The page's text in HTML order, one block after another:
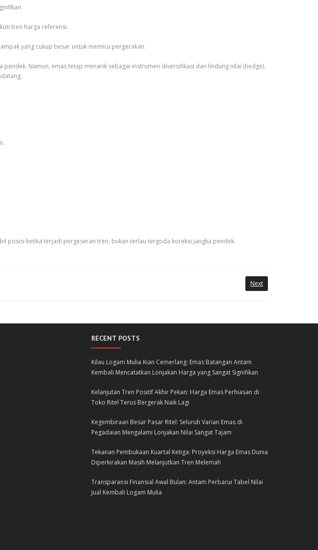
tren harga referensi.
yang cukup besar untuk memicu pergerakan.
Namun, emas tetap menarik sebagai instrumen diversifikasi dan lindung nilai (hedge).
posisi ketika terjadi pergeseran tren, bukan terlau tergoda koreksi jangka pendek.
Next
RECENT POSTS
Kilau Logam Mulia Kian Cemerlang: Emas Batangan Antam
Kembali Mencatatkan Lonjakan Harga yang Sangat Signifikan
Kelanjutan Tren Positif Akhir Pekan: Harga Emas Perhiasan di
Toko Ritel Terus Bergerak Naik Lagi
Kegembiraan Besar Pasar Ritel: Seluruh Varian Emas di
Pegadaian Mengalami Lonjakan Nilai Sangat Tajam
Tekanan Pembukaan Kuartal Ketiga: Proyeksi Harga Emas Dunia
Diperkirakan Masih Melanjutkan Tren Melemah
Transparansi Finansial Awal Bulan: Antam Perbarui Tabel Nilai
Jual Kembali Logam Mulia